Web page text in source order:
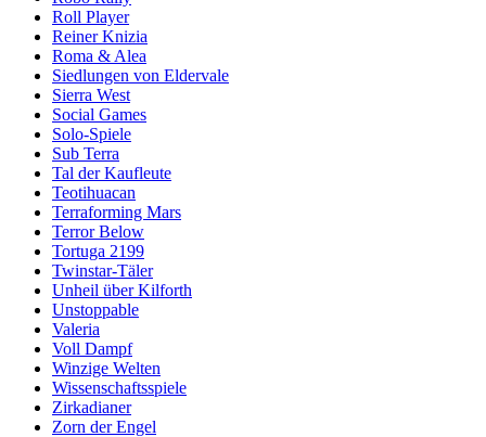
Roll Player
Reiner Knizia
Roma & Alea
Siedlungen von Eldervale
Sierra West
Social Games
Solo-Spiele
Sub Terra
Tal der Kaufleute
Teotihuacan
Terraforming Mars
Terror Below
Tortuga 2199
Twinstar-Täler
Unheil über Kilforth
Unstoppable
Valeria
Voll Dampf
Winzige Welten
Wissenschaftsspiele
Zirkadianer
Zorn der Engel